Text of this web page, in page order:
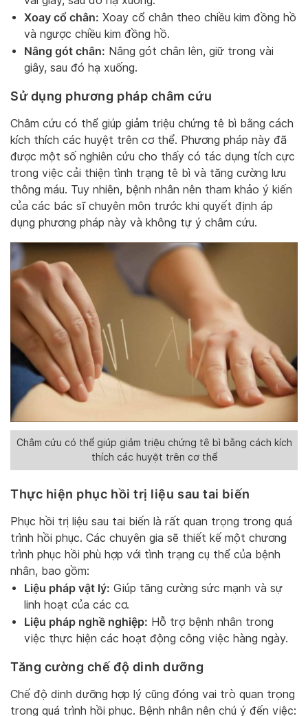
Xoay cổ chân: Xoay cổ chân theo chiều kim đồng hồ
và ngược chiều kim đồng hồ.
Nâng gót chân: Nâng gót chân lên, giữ trong vài
giây, sau đó hạ xuống.
Sử dụng phương pháp châm cứu
Châm cứu có thể giúp giảm triệu chứng tê bì bằng cách
kích thích các huyệt trên cơ thể. Phương pháp này đã
được một số nghiên cứu cho thấy có tác dụng tích cực
trong việc cải thiện tình trạng tê bì và tăng cường lưu
thông máu. Tuy nhiên, bệnh nhân nên tham khảo ý kiến
của các bác sĩ chuyên môn trước khi quyết định áp
dụng phương pháp này và không tự ý châm cứu.
Châm cứu có thể giúp giảm triệu chứng tê bì bằng cách kích
thích các huyệt trên cơ thể
Thực hiện phục hồi trị liệu sau tai biến
Phục hồi trị liệu sau tai biến là rất quan trọng trong quá
trình hồi phục. Các chuyên gia sẽ thiết kế một chương
trình phục hồi phù hợp với tình trạng cụ thể của bệnh
nhân, bao gồm:
Liệu pháp vật lý: Giúp tăng cường sức mạnh và sự
linh hoạt của các cơ.
Liệu pháp nghề nghiệp: Hỗ trợ bệnh nhân trong
việc thực hiện các hoạt động công việc hàng ngày.
Tăng cường chế độ dinh dưỡng
Chế độ dinh dưỡng hợp lý cũng đóng vai trò quan trọng
trong quá trình hồi phục. Bệnh nhân nên chú ý đến việc: